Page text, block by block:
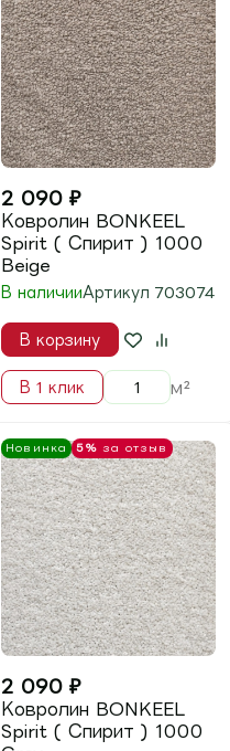
В 1 клик м²
Новинка 5%за отзыв
2 190 ₽
Ковролин BONKEEL
Split ( Сплит ) Red
В наличииАртикул 703051
В корзину
В 1 клик м²
Новинка 5%за отзыв